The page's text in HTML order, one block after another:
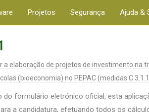
Projetos Segurança Ajuda &
a elaboração de projetos de investimento na
(bioeconomia) no PEPAC (medidas C.3.1.1
do formulário eletrónico oficial, esta
a candidatura, efetuando todos os